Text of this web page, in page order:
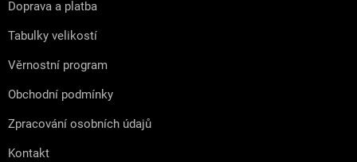
Doprava a platba
Tabulky velikostí
Věrnostní program
Obchodní podmínky
Zpracování osobních údajů
Kontakt